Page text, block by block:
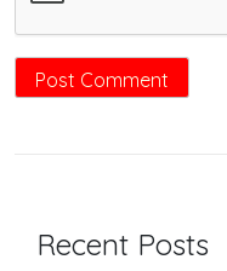
Recent Posts